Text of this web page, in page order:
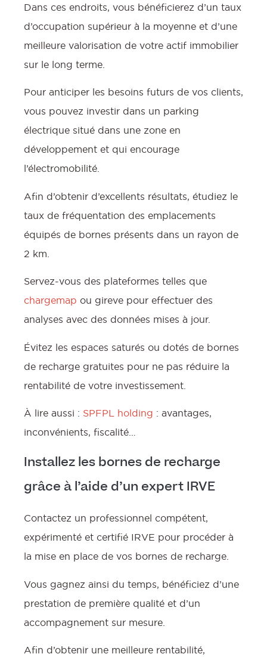
Dans ces endroits, vous bénéficierez d’un taux
d’occupation supérieur à la moyenne et d’une
meilleure valorisation de votre actif immobilier
sur le long terme.
Pour anticiper les besoins futurs de vos clients,
vous pouvez investir dans un parking
électrique situé dans une zone en
développement et qui encourage
l’électromobilité.
Afin d’obtenir d’excellents résultats, étudiez le
taux de fréquentation des emplacements
équipés de bornes présents dans un rayon de
2 km.
Servez-vous des plateformes telles que
chargemap ou gireve pour effectuer des
analyses avec des données mises à jour.
Évitez les espaces saturés ou dotés de bornes
de recharge gratuites pour ne pas réduire la
rentabilité de votre investissement.
À lire aussi : SPFPL holding : avantages,
inconvénients, fiscalité…
Installez les bornes de recharge
grâce à l’aide d’un expert IRVE
Contactez un professionnel compétent,
expérimenté et certifié IRVE pour procéder à
la mise en place de vos bornes de recharge.
Vous gagnez ainsi du temps, bénéficiez d’une
prestation de première qualité et d’un
accompagnement sur mesure.
Afin d’obtenir une meilleure rentabilité,